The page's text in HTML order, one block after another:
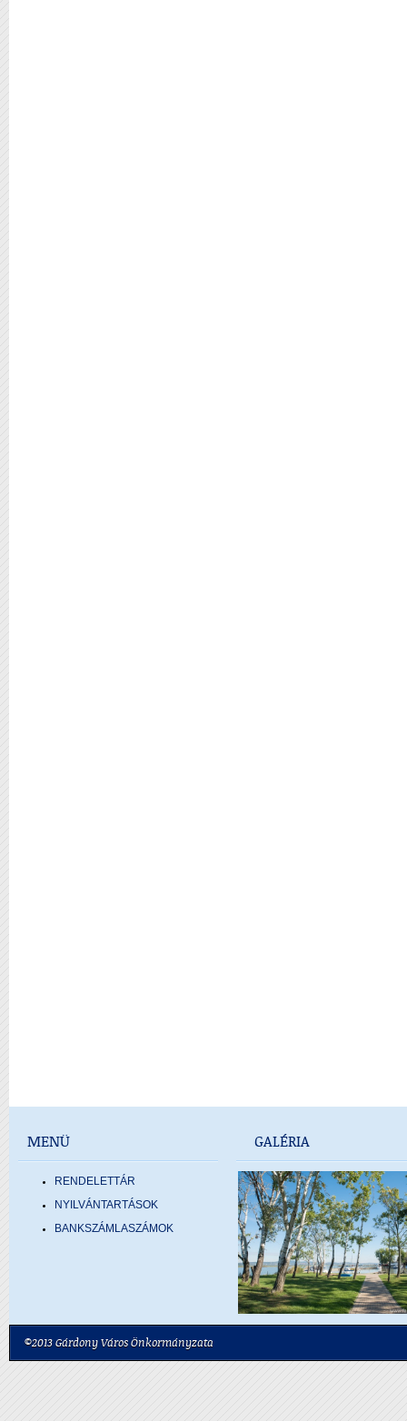
MENÜ
RENDELETTÁR
NYILVÁNTARTÁSOK
BANKSZÁMLASZÁMOK
GALÉRIA
©2013 Gárdony Város Önkormányzata